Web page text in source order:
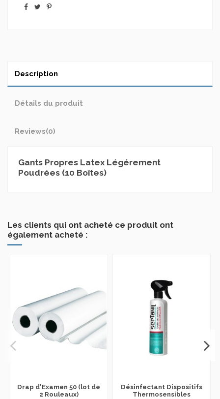
Description
Détails du produit
Reviews(0)
Gants Propres Latex Légérement
Poudrées (10 Boîtes)
Les clients qui ont acheté ce produit ont
également acheté :
Drap d'Examen 50 (lot de
2 Rouleaux)
Désinfectant Dispositifs
Thermosensibles